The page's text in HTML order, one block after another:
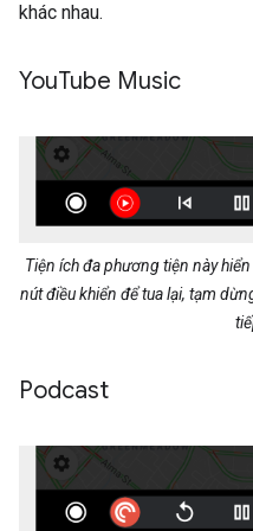
khác nhau.
YouTube Music
Tiện ích đa phương tiện này
nút điều khiển để tua lại, tạm
Podcast